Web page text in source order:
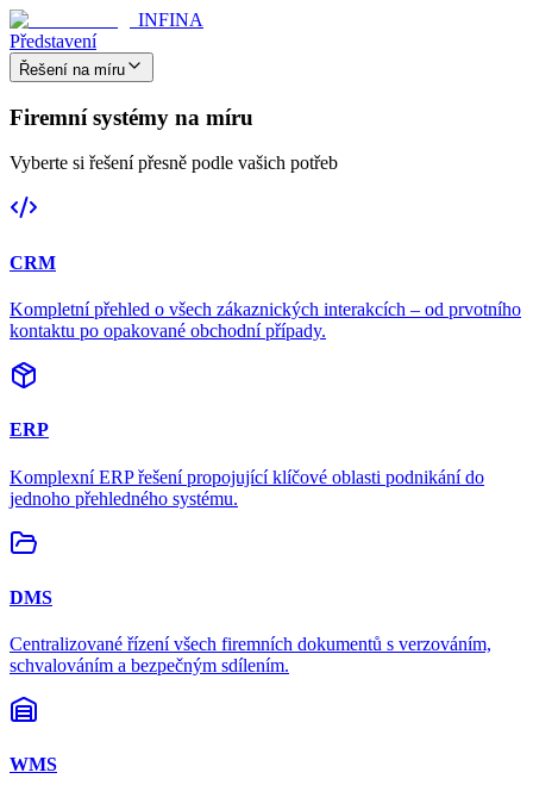
INFINA
Představení
Řešení na míru
Firemní systémy na míru
Vyberte si řešení přesně podle vašich potřeb
CRM
Kompletní přehled o všech zákaznických interakcích – od prvotního
kontaktu po opakované obchodní případy.
ERP
Komplexní ERP řešení propojující klíčové oblasti podnikání do
jednoho přehledného systému.
DMS
Centralizované řízení všech firemních dokumentů s verzováním,
schvalováním a bezpečným sdílením.
WMS